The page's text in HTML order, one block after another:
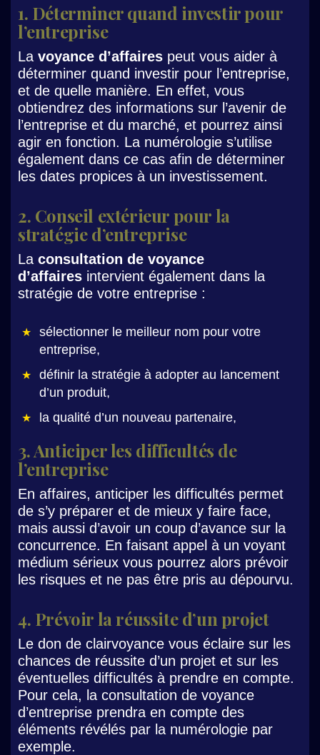
1. Déterminer quand investir pour
l’entreprise
La voyance d’affaires peut vous aider à
déterminer quand investir pour l’entreprise,
et de quelle manière. En effet, vous
obtiendrez des informations sur l’avenir de
l’entreprise et du marché, et pourrez ainsi
agir en fonction. La numérologie s’utilise
également dans ce cas afin de déterminer
les dates propices à un investissement.
2. Conseil extérieur pour la
stratégie d’entreprise
La consultation de voyance
d’affaires intervient également dans la
stratégie de votre entreprise :
sélectionner le meilleur nom pour votre
entreprise,
définir la stratégie à adopter au lancement
d’un produit,
la qualité d’un nouveau partenaire,
3. Anticiper les difficultés de
l’entreprise
En affaires, anticiper les difficultés permet
de s’y préparer et de mieux y faire face,
mais aussi d’avoir un coup d’avance sur la
concurrence. En faisant appel à un voyant
médium sérieux vous pourrez alors prévoir
les risques et ne pas être pris au dépourvu.
4. Prévoir la réussite d’un projet
Le don de clairvoyance vous éclaire sur les
chances de réussite d’un projet et sur les
éventuelles difficultés à prendre en compte.
Pour cela, la consultation de voyance
d’entreprise prendra en compte des
éléments révélés par la numérologie par
exemple.